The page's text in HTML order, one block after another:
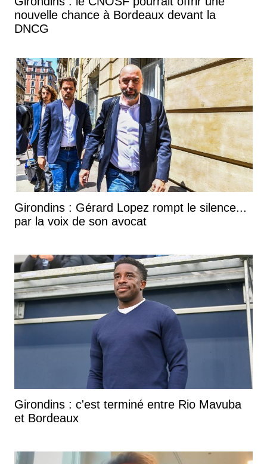
nouvelle chance à Bordeaux devant la
DNCG
Girondins : Gérard Lopez rompt le silence...
par la voix de son avocat
Girondins : c'est terminé entre Rio Mavuba
et Bordeaux